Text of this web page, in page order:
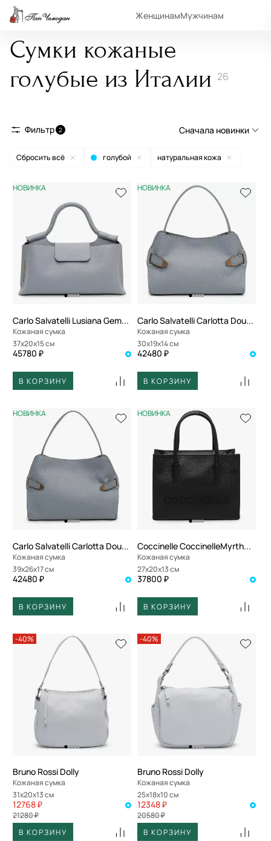
ЖенщинамМужчинам
Сумки кожаные
голубые из Италии 26
Фильтр 2 Сначала новинки
Сначала новинки
Сначала популярные
По возрастанию цены
По убыванию цены
По размеру скидки
По скорости доставки
Сбросить всё голубой натуральная кожа
НОВИНКА
Carlo Salvatelli Lusiana Gemma
Кожаная сумка
37x20x15 см
45780 ₽
В КОРЗИНУ
НОВИНКА
Carlo Salvatelli Carlotta Double
Кожаная сумка
30x19x14 см
42480 ₽
В КОРЗИНУ
НОВИНКА
Carlo Salvatelli Carlotta Double
Кожаная сумка
39x26x17 см
42480 ₽
В КОРЗИНУ
НОВИНКА
Coccinelle CoccinelleMyrtha26
Кожаная сумка
27x20x13 см
37800 ₽
В КОРЗИНУ
-40%
Bruno Rossi Dolly
Кожаная сумка
31x20x13 см
12768 ₽
21280 ₽
В КОРЗИНУ
-40%
Bruno Rossi Dolly
Кожаная сумка
25x18x10 см
12348 ₽
20580 ₽
В КОРЗИНУ